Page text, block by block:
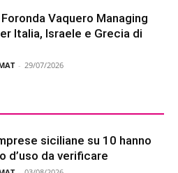
Vaquero Managing
Italia, Israele e Grecia di
- 29/07/2026
siciliane su 10 hanno
d’uso da verificare